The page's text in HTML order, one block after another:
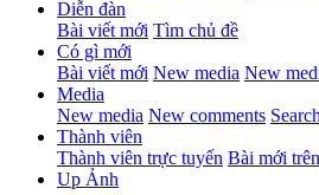
Diễn đàn
Bài viết mới Tìm chủ đề
Có gì mới
Bài viết mới New media New
Media
New media New comments
Thành viên
Thành viên trực tuyến Bài mới
Up Ảnh